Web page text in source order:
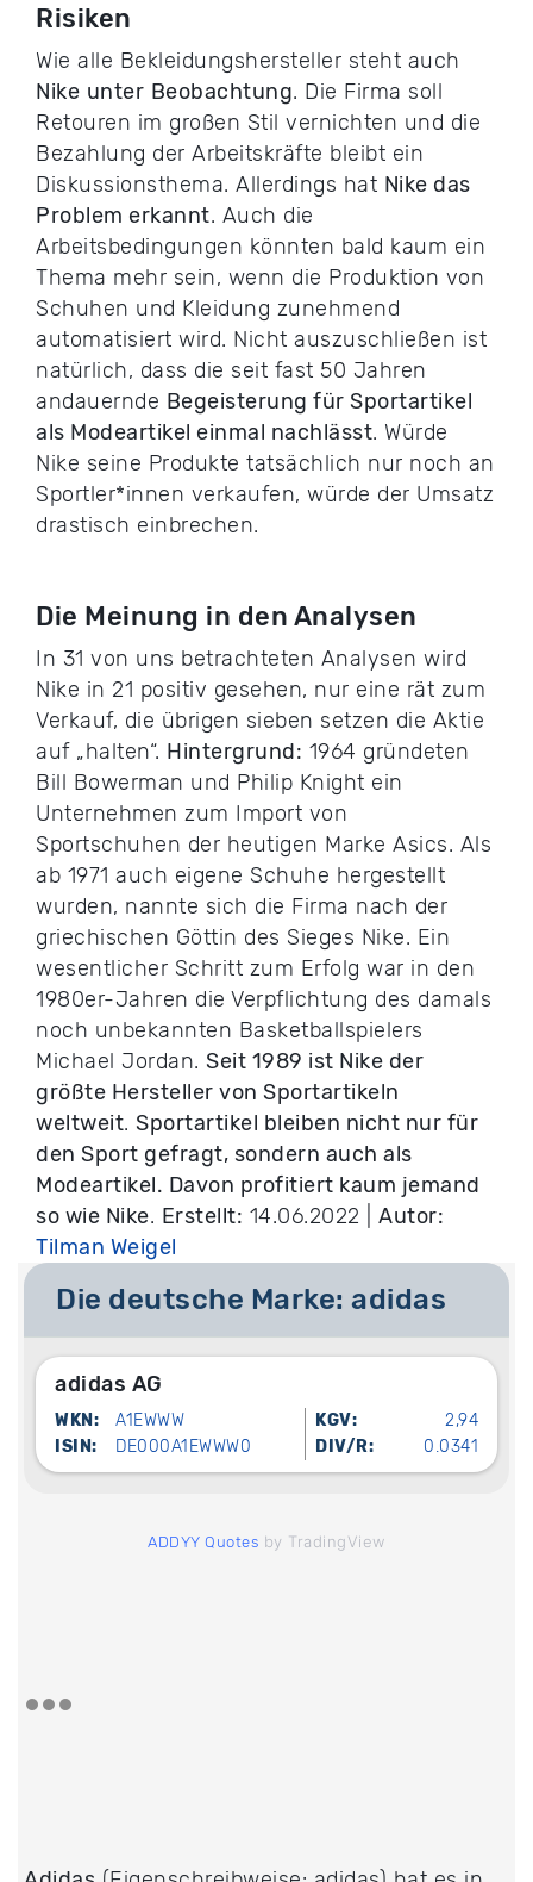
Risiken
Wie alle Bekleidungshersteller steht auch
Nike unter Beobachtung. Die Firma soll
Retouren im großen Stil vernichten und die
Bezahlung der Arbeitskräfte bleibt ein
Diskussionsthema. Allerdings hat Nike das
Problem erkannt. Auch die
Arbeitsbedingungen könnten bald kaum ein
Thema mehr sein, wenn die Produktion von
Schuhen und Kleidung zunehmend
automatisiert wird. Nicht auszuschließen ist
natürlich, dass die seit fast 50 Jahren
andauernde Begeisterung für Sportartikel
als Modeartikel einmal nachlässt. Würde
Nike seine Produkte tatsächlich nur noch an
Sportler*innen verkaufen, würde der Umsatz
drastisch einbrechen.
Die Meinung in den Analysen
In 31 von uns betrachteten Analysen wird
Nike in 21 positiv gesehen, nur eine rät zum
Verkauf, die übrigen sieben setzen die Aktie
auf „halten“. Hintergrund: 1964 gründeten
Bill Bowerman und Philip Knight ein
Unternehmen zum Import von
Sportschuhen der heutigen Marke Asics. Als
ab 1971 auch eigene Schuhe hergestellt
wurden, nannte sich die Firma nach der
griechischen Göttin des Sieges Nike. Ein
wesentlicher Schritt zum Erfolg war in den
1980er-Jahren die Verpflichtung des damals
noch unbekannten Basketballspielers
Michael Jordan. Seit 1989 ist Nike der
größte Hersteller von Sportartikeln
weltweit. Sportartikel bleiben nicht nur für
den Sport gefragt, sondern auch als
Modeartikel. Davon profitiert kaum jemand
so wie Nike. Erstellt: 14.06.2022 | Autor:
Tilman Weigel
Die deutsche Marke: adidas
adidas AG
WKN: A1EWWW KGV:
2,94
ISIN:
DE000A1EWWW0 DIV/R: 0.0341
ADDYY Quotes by TradingView